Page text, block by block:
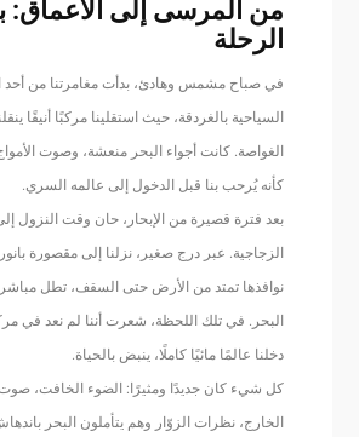
من المرسى إلى الأعماق:
الرحلة
في صباح مشمس وهادئ، بدأت مغامرتنا من أحد
السياحية بالغردقة، حيث استقلينا مركبًا أنيقًا
الغواصة. كانت أجواء البحر منعشة، وصوت
كأنه يُرحب بنا قبل الدخول إلى عالمه السري.
بعد فترة قصيرة من الإبحار، حان وقت النزول إلى
الزجاجية. عبر درج صغير، نزلنا إلى مقصورة
نوافذها تمتد من الأرض حتى السقف، تطل
البحر. في تلك اللحظة، شعرت أننا لم نعد في
دخلنا عالمًا مائيًا كاملًا، ينبض بالحياة.
كل شيء كان جديدًا ومثيرًا: الضوء الخافت، صوت
الخارج، نظرات الزوّار وهم يتأملون البحر